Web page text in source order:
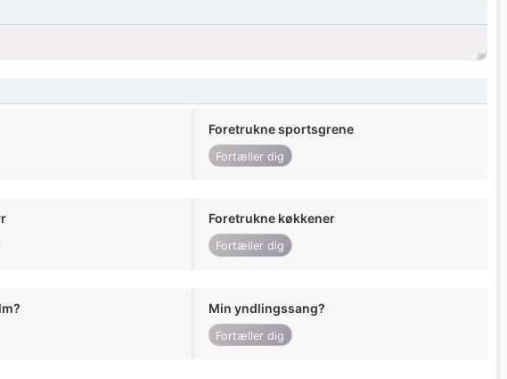
Foretrukne sportsgrene
Fortæller dig
Foretrukne køkkener
Fortæller dig
Min yndlingssang?
Fortæller dig